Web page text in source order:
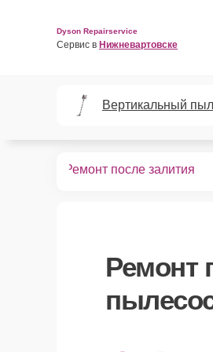
Dyson Repairservice
Сервис в Нижневартовске
Вертикальный
Ремонт после залития
Ремонт